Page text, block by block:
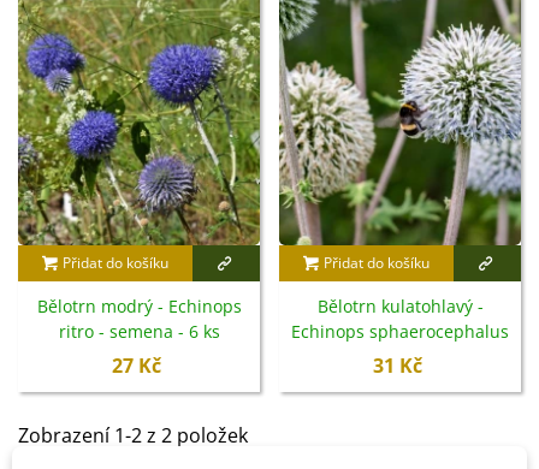
Tato velmi dekorativní rostlina je vhodná k řezu do
vázyakvětinových dekorací. Lze ji také sušita využít
do suchých vazeb.
Přidat do košíku
Bělotrn modrý - Echinops
ritro - semena - 6 ks
27 Kč
Přidat do košíku
Bělotrn kulatohlavý -
Echinops sphaerocephalus
- semena - 6 ks
31 Kč
Zobrazení 1-2 z 2 položek